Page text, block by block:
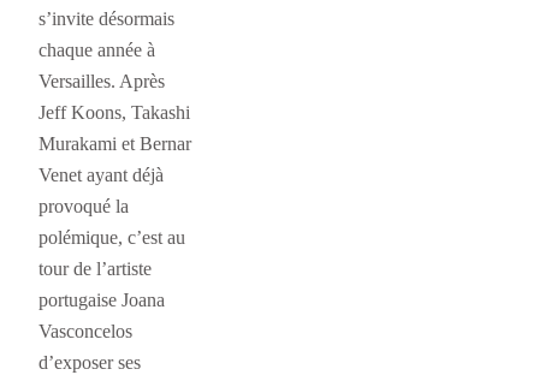
s’invite désormais
chaque année à
Versailles. Après
Jeff Koons, Takashi
Murakami et Bernar
Venet ayant déjà
provoqué la
polémique, c’est au
tour de l’artiste
portugaise Joana
Vasconcelos
d’exposer ses